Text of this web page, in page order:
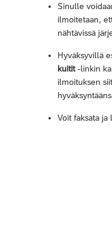
Sinulle
ilmoitetaan,
nähtävissä
Hyväksyvillä
kuitit-linkin
ilmoituksen
Voit faksata ja